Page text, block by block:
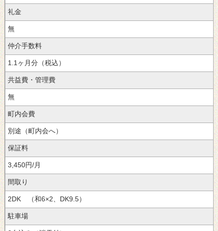
礼金
無
仲介手数料
1.1ヶ月分（税込）
共益費・管理費
無
町内会費
別途（町内会へ）
保証料
3,450円/月
間取り
2DK （和6×2、DK9.5）
駐車場